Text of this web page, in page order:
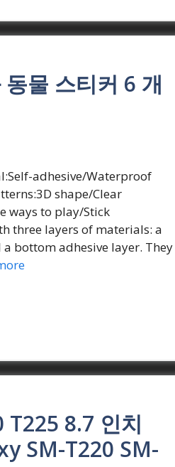
물 스티커 6 개
adhesive/Waterproof
shape/Clear
ways to play/Stick
three layers of materials: a
bottom adhesive layer. They
8.7 인치
SM-T220 SM-